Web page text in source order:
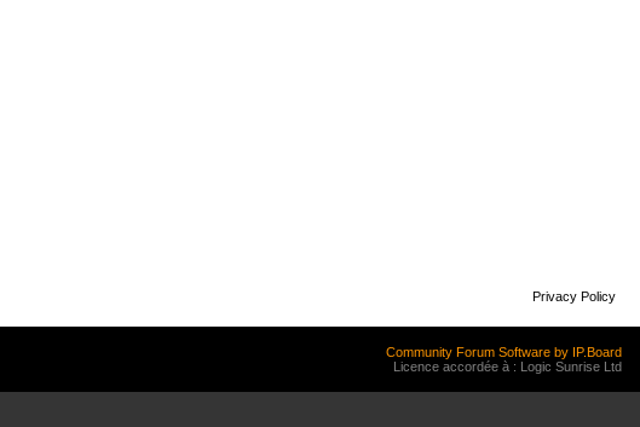
Privacy Policy
Community Forum Software by IP.Board
Licence accordée à : Logic Sunrise Ltd